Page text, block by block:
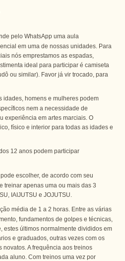
pelo WhatsApp uma aula
em uma de nossas unidades. Para
nós emprestamos as espadas,
ideal para participar é camiseta
ou similar). Favor já vir trocado, para
idades, homens e mulheres podem
nem a necessidade de
experiência em artes marciais. O
físico e interior para todas as idades e
12 anos podem participar
escolher, de acordo com seu
treinar apenas uma ou mais das 3
IAIJUTSU e JOJUTSU.
média de 1 a 2 horas. Entre as várias
fundamentos de golpes e técnicas,
estes últimos normalmente divididos em
e graduados, outras vezes com os
A frequência aos treinos
aluno. Com treinos uma vez por